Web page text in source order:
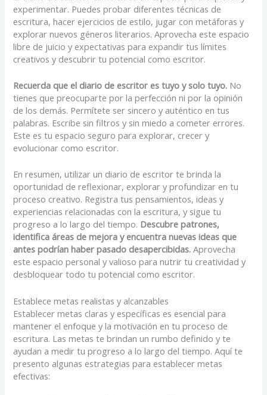
experimentar. Puedes probar diferentes técnicas de
escritura, hacer ejercicios de estilo, jugar con metáforas y
explorar nuevos géneros literarios. Aprovecha este espacio
libre de juicio y expectativas para expandir tus límites
creativos y descubrir tu potencial como escritor.
Recuerda que el diario de escritor es tuyo y solo tuyo. No
tienes que preocuparte por la perfección ni por la opinión
de los demás. Permítete ser sincero y auténtico en tus
palabras. Escribe sin filtros y sin miedo a cometer errores.
Este es tu espacio seguro para explorar, crecer y
evolucionar como escritor.
En resumen, utilizar un diario de escritor te brinda la
oportunidad de reflexionar, explorar y profundizar en tu
proceso creativo. Registra tus pensamientos, ideas y
experiencias relacionadas con la escritura, y sigue tu
progreso a lo largo del tiempo. Descubre patrones,
identifica áreas de mejora y encuentra nuevas ideas que
antes podrían haber pasado desapercibidas. Aprovecha
este espacio personal y valioso para nutrir tu creatividad y
desbloquear todo tu potencial como escritor.
Establece metas realistas y alcanzables
Establecer metas claras y específicas es esencial para
mantener el enfoque y la motivación en tu proceso de
escritura. Las metas te brindan un rumbo definido y te
ayudan a medir tu progreso a lo largo del tiempo. Aquí te
presento algunas estrategias para establecer metas
efectivas: